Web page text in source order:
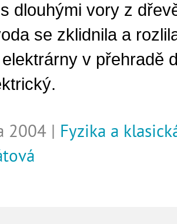
dlouhými vory z
se zklidnila a
v přehradě
2004 | Fyzika a